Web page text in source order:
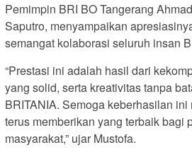
Pemimpin BRI BO Tangerang
Saputro, menyampaikan
semangat kolaborasi seluruh insan
“Prestasi ini adalah hasil dari
yang solid, serta kreativitas tanpa
BRITANIA. Semoga keberhasilan
terus memberikan yang terbaik bagi
masyarakat,” ujar Mustofa.